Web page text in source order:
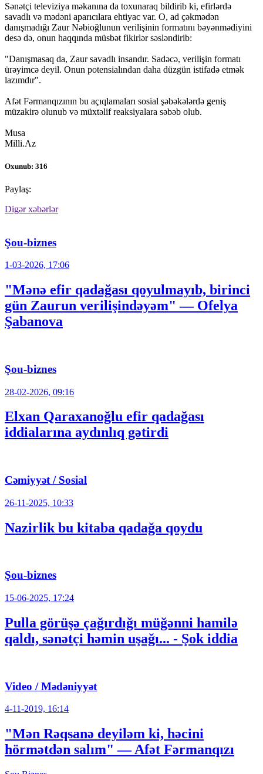
Sənətçi televiziya məkanına da toxunaraq bildirib ki, efirlərdə
savadlı və mədəni aparıcılara ehtiyac var. O, ad çəkmədən
danışmadığı Zaur Nəbioğlunun verilişinin formatını bəyənmədiyini
desə də, onun haqqında müsbət fikirlər səsləndirib:
"Danışmasaq da, Zaur savadlı insandır. Sadəcə, verilişin formatı
ürəyimcə deyil. Onun potensialından daha düzgün istifadə etmək
lazımdır".
Afət Fərmanqızının bu açıqlamaları sosial şəbəkələrdə geniş
müzakirə olunub və müxtəlif reaksiyalara səbəb olub.
Musa
Milli.Az
Oxunub: 316
Paylaş:
Digər xəbərlər
Şou-biznes
1-03-2026, 17:06
"Mənə efir qadağası qoyulmayıb, birinci
gün Zaurun verilişindəyəm" — Ofelya
Şabanova
Şou-biznes
28-02-2026, 09:16
Elxan Qaraxanoğlu efir qadağası
iddialarına aydınlıq gətirdi
Cəmiyyət / Sosial
26-11-2025, 10:33
Nazirlik bu kitaba qadağa qoydu
Şou-biznes
15-06-2025, 17:24
Pulla görüşə çağırdığı müğənni hamilə
qaldı, sənətçi həmin uşağı... - Şok iddia
Video / Mədəniyyət
4-11-2019, 16:14
"Mən Rəqsanə deyiləm ki, həcini
hörmətdən salım" — Afət Fərmanqızı